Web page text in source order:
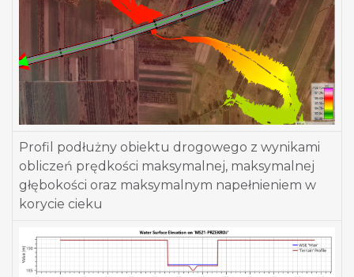
Profil podłużny obiektu drogowego z wynikami
obliczeń prędkości maksymalnej, maksymalnej
głębokości oraz maksymalnym napełnieniem w
korycie cieku